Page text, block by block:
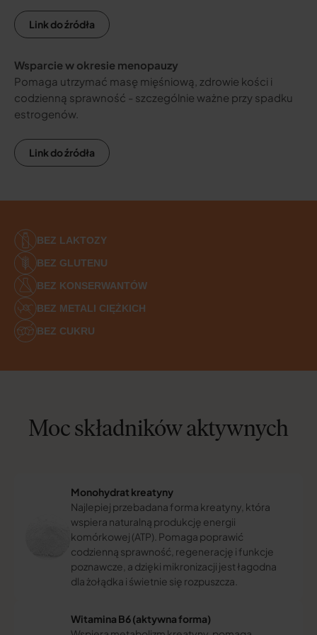
Link do źródła
Wsparcie w okresie menopauzy
Pomaga utrzymać masę mięśniową, zdrowie kości i
codzienną sprawność - szczególnie ważne przy spadku
estrogenów.
Link do źródła
BEZ LAKTOZY
BEZ GLUTENU
BEZ KONSERWANTÓW
BEZ METALI CIĘŻKICH
BEZ CUKRU
Moc składników aktywnych
Monohydrat kreatyny
Najlepiej przebadana forma kreatyny, która
wspiera naturalną produkcję energii
komórkowej (ATP). Pomaga poprawić
codzienną sprawność, regenerację i funkcje
poznawcze, a dzięki mikronizacji jest łagodna
dla żołądka i świetnie się rozpuszcza.
Witamina B6 (aktywna forma)